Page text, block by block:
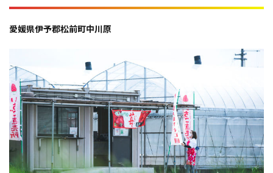
愛媛県伊予郡松前町中川原